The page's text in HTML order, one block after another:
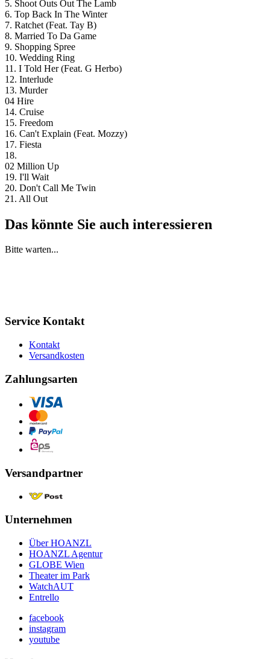
5. Shoot Outs Out The Lamb
6. Top Back In The Winter
7. Ratchet (Feat. Tay B)
8. Married To Da Game
9. Shopping Spree
10. Wedding Ring
11. I Told Her (Feat. G Herbo)
12. Interlude
13. Murder
04 Hire
14. Cruise
15. Freedom
16. Can't Explain (Feat. Mozzy)
17. Fiesta
18.
02 Million Up
19. I'll Wait
20. Don't Call Me Twin
21. All Out
Das könnte Sie auch interessieren
Bitte warten...
Service Kontakt
Kontakt
Versandkosten
Zahlungsarten
Versandpartner
Unternehmen
Über HOANZL
HOANZL Agentur
GLOBE Wien
Theater im Park
WatchAUT
Entrello
facebook
instagram
youtube